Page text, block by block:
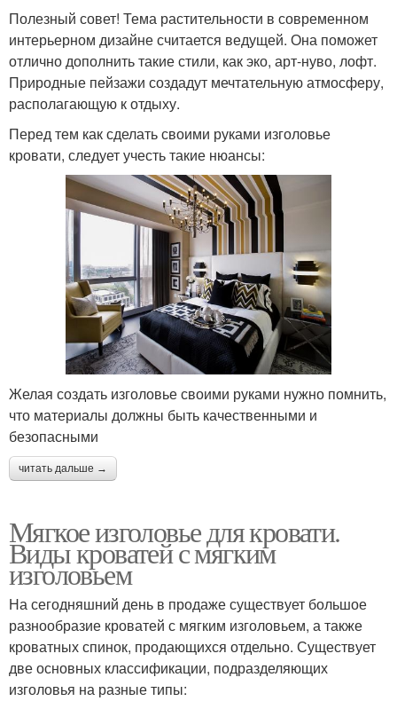
Полезный совет! Тема растительности в современном
интерьерном дизайне считается ведущей. Она поможет
отлично дополнить такие стили, как эко, арт-нуво, лофт.
Природные пейзажи создадут мечтательную атмосферу,
располагающую к отдыху.
Перед тем как сделать своими руками изголовье
кровати, следует учесть такие нюансы:
Желая создать изголовье своими руками нужно помнить,
что материалы должны быть качественными и
безопасными
читать дальше →
Мягкое изголовье для кровати.
Виды кроватей с мягким
изголовьем
На сегодняшний день в продаже существует большое
разнообразие кроватей с мягким изголовьем, а также
кроватных спинок, продающихся отдельно. Существует
две основных классификации, подразделяющих
изголовья на разные типы: